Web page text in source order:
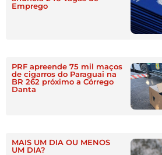
Emprego
PRF apreende 75 mil maços
de cigarros do Paraguai na
BR 262 próximo a Córrego
Danta
MAIS UM DIA OU MENOS
UM DIA?